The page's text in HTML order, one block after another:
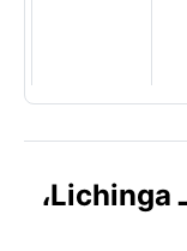
توقعات الطقس لكل ساعة لـ Lichinga،